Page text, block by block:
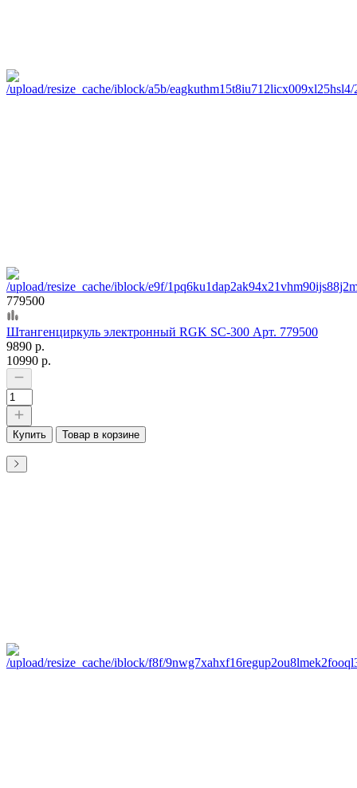
779500
Штангенциркуль электронный RGK SC-300 Арт. 779500
9890 р.
10990 р.
Купить Товар в корзине